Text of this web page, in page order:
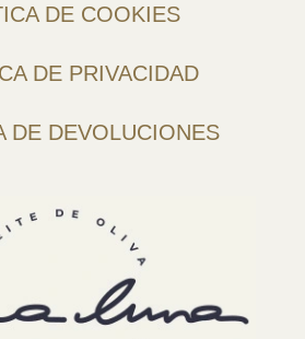
DE COOKIES
DE PRIVACIDAD
DE DEVOLUCIONES